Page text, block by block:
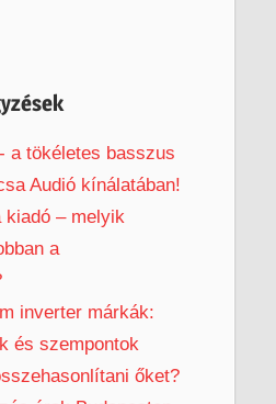
a tökéletes basszus
Audió kínálatában!
kiadó – melyik
a
inverter márkák:
és szempontok
őket?